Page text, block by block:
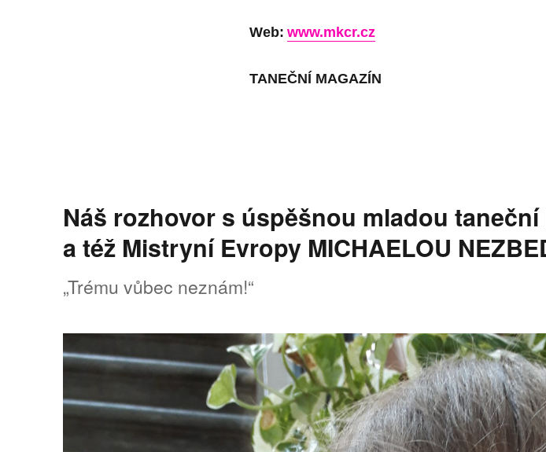
Web: www.mkcr.cz
TANEČNÍ MAGAZÍN
Náš rozhovor s úspěšnou mladou
a též Mistryní Evropy MICHAELOU
„Trému vůbec neznám!“